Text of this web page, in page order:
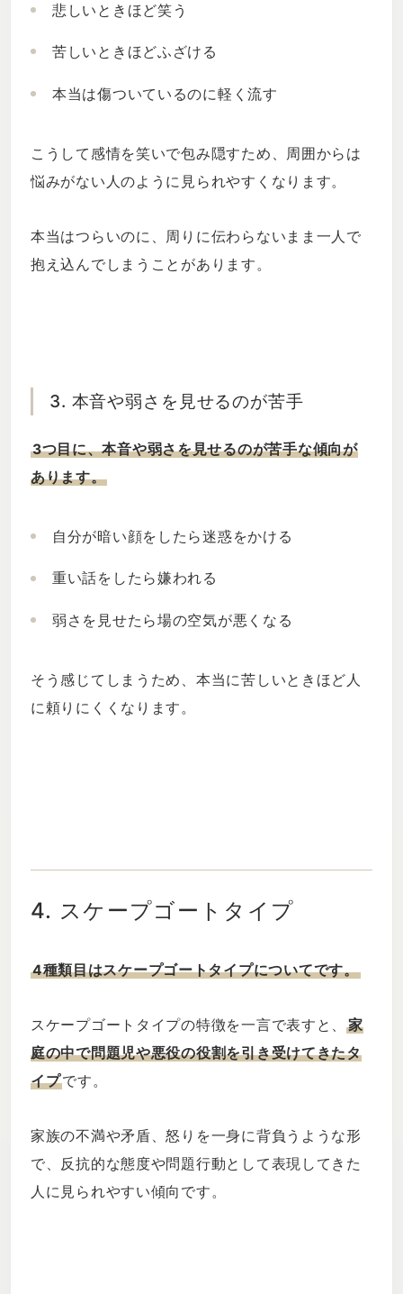
悲しいときほど笑う
苦しいときほどふざける
本当は傷ついているのに軽く流す
こうして感情を笑いで包み隠すため、周囲からは
悩みがない人のように見られやすくなります。
本当はつらいのに、周りに伝わらないまま一人で
抱え込んでしまうことがあります。
3. 本音や弱さを見せるのが苦手
3つ目に、本音や弱さを見せるのが苦手な傾向が
あります。
自分が暗い顔をしたら迷惑をかける
重い話をしたら嫌われる
弱さを見せたら場の空気が悪くなる
そう感じてしまうため、本当に苦しいときほど人
に頼りにくくなります。
4. スケープゴートタイプ
4種類目はスケープゴートタイプについてです。
スケープゴートタイプの特徴を一言で表すと、家
庭の中で問題児や悪役の役割を引き受けてきたタ
イプです。
家族の不満や矛盾、怒りを一身に背負うような形
で、反抗的な態度や問題行動として表現してきた
人に見られやすい傾向です。